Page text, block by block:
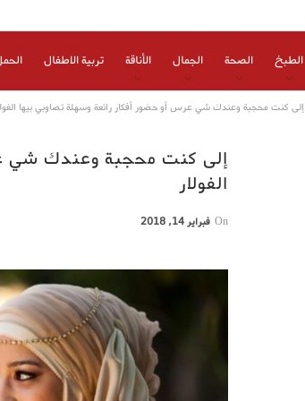
الطبخ الصحة الجمال الأناقة تربية الاطفال
إلى كنت محجبة وعندك شي عرس أو حضور أفكار رائعة وسهلة تصاوبي بيها
إلى كنت محجبة وعندك شي
الفولار
On فبراير 14, 2018